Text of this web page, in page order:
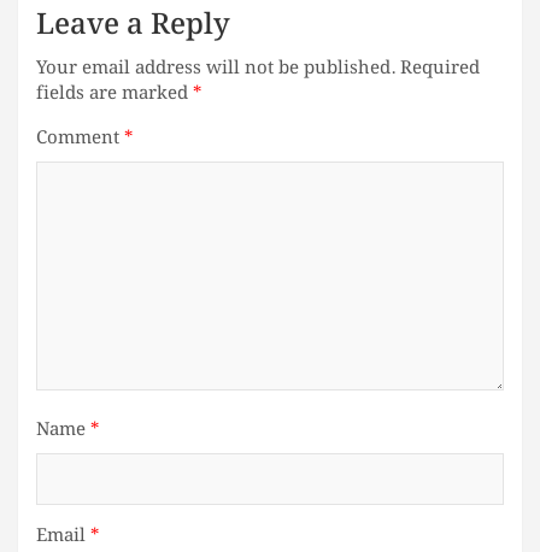
Leave a Reply
Your email address will not be published.Required
fields are marked*
Comment*
Name*
Email*